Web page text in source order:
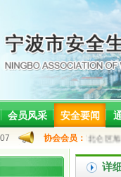
会员风采 安全要闻
协会会员：
责任公司 宁波市北仑区旭
详